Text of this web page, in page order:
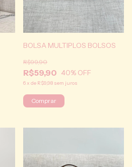
BOLSA MULTIPLOS BOLSOS
R$59,90
R$99,90
40% OFF
6 x de R$9,98 sem juros
Comprar